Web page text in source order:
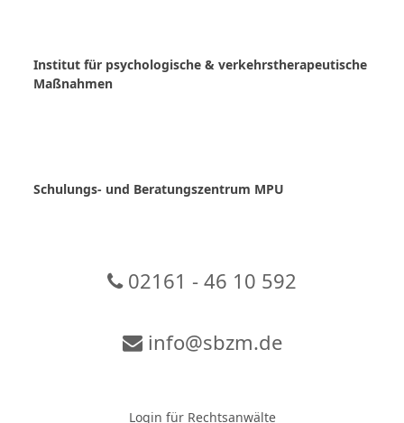
Institut für psychologische & verkehrstherapeutische
Maßnahmen
Schulungs- und Beratungszentrum MPU
02161 - 46 10 592
info@sbzm.de
Login für Rechtsanwälte